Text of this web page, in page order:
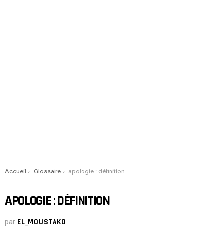
You are here:
Accueil Glossaire apologie : définition
APOLOGIE : DÉFINITION
par EL_MOUSTAKO